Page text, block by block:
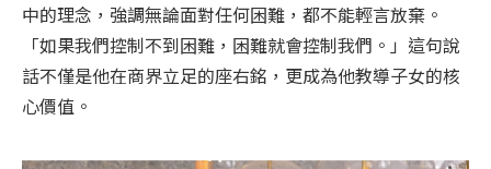
中的理念，強調無論面對任何困難，都不能輕言放棄。
「如果我們控制不到困難，困難就會控制我們。」這句說
話不僅是他在商界立足的座右銘，更成為他教導子女的核
心價值。